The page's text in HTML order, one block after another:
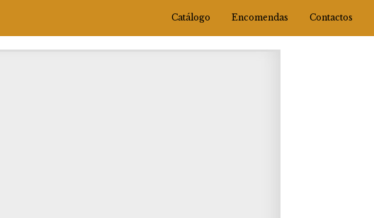
Catálogo Encomendas Contactos